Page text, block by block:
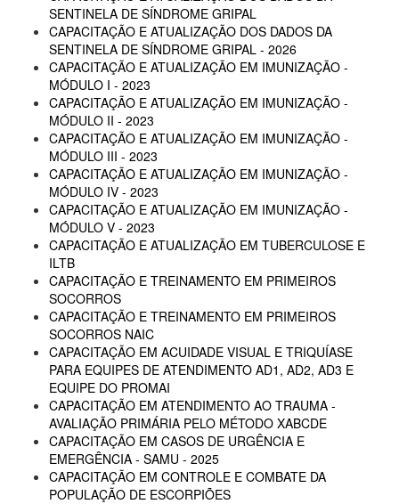
SENTINELA DE SÍNDROME GRIPAL
CAPACITAÇÃO E ATUALIZAÇÃO DOS DADOS DA
SENTINELA DE SÍNDROME GRIPAL - 2026
CAPACITAÇÃO E ATUALIZAÇÃO EM IMUNIZAÇÃO -
MÓDULO I - 2023
CAPACITAÇÃO E ATUALIZAÇÃO EM IMUNIZAÇÃO -
MÓDULO II - 2023
CAPACITAÇÃO E ATUALIZAÇÃO EM IMUNIZAÇÃO -
MÓDULO III - 2023
CAPACITAÇÃO E ATUALIZAÇÃO EM IMUNIZAÇÃO -
MÓDULO IV - 2023
CAPACITAÇÃO E ATUALIZAÇÃO EM IMUNIZAÇÃO -
MÓDULO V - 2023
CAPACITAÇÃO E ATUALIZAÇÃO EM TUBERCULOSE E
ILTB
CAPACITAÇÃO E TREINAMENTO EM PRIMEIROS
SOCORROS
CAPACITAÇÃO E TREINAMENTO EM PRIMEIROS
SOCORROS NAIC
CAPACITAÇÃO EM ACUIDADE VISUAL E TRIQUÍASE
PARA EQUIPES DE ATENDIMENTO AD1, AD2, AD3 E
EQUIPE DO PROMAI
CAPACITAÇÃO EM ATENDIMENTO AO TRAUMA -
AVALIAÇÃO PRIMÁRIA PELO MÉTODO XABCDE
CAPACITAÇÃO EM CASOS DE URGÊNCIA E
EMERGÊNCIA - SAMU - 2025
CAPACITAÇÃO EM CONTROLE E COMBATE DA
POPULAÇÃO DE ESCORPIÕES